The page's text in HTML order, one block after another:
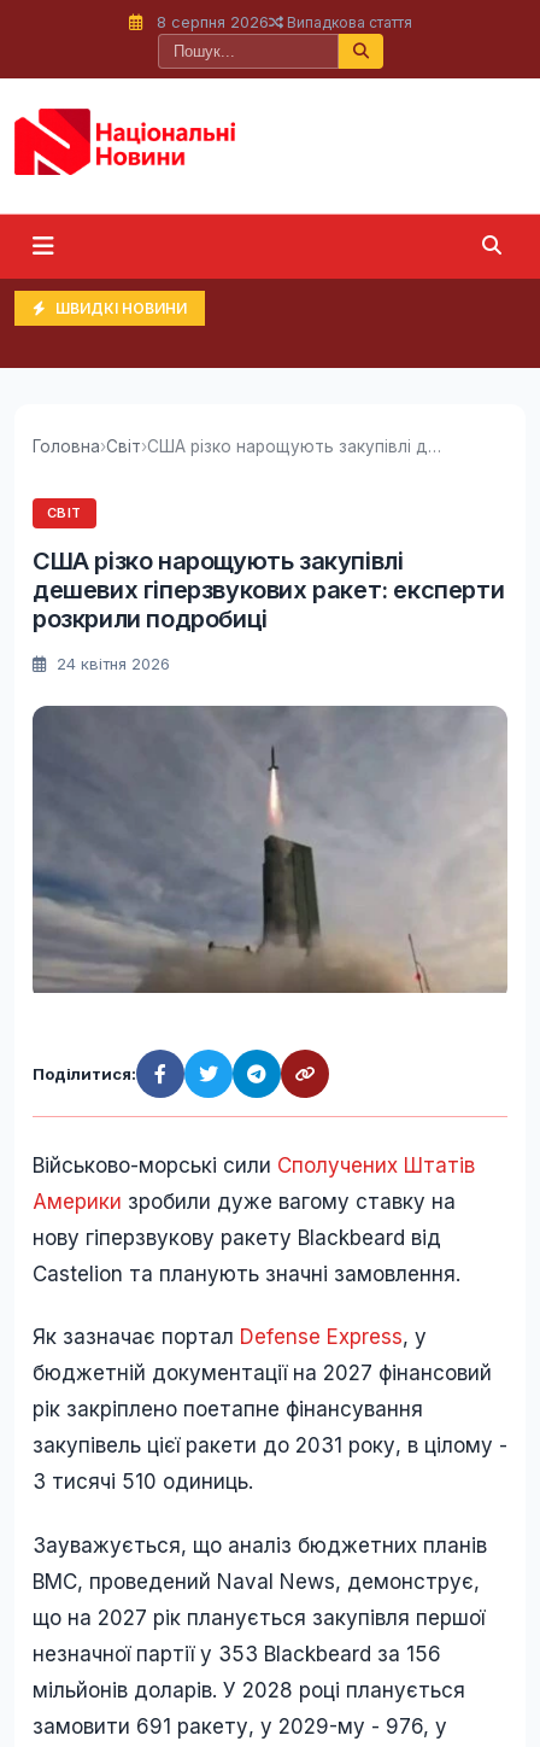
8 серпня 2026 Випадкова стаття
ШВИДКІ НОВИНИ
Головна›Світ› США різко нарощують закупівлі дешевих...
СВІТ
США різко нарощують закупівлі
дешевих гіперзвукових ракет: експерти
розкрили подробиці
24 квітня 2026
Поділитися:
Військово-морські сили Сполучених Штатів
Америки зробили дуже вагому ставку на
нову гіперзвукову ракету Blackbeard від
Castelion та планують значні замовлення.
Як зазначає портал Defense Express, у
бюджетній документації на 2027 фінансовий
рік закріплено поетапне фінансування
закупівель цієї ракети до 2031 року, в цілому -
3 тисячі 510 одиниць.
Зауважується, що аналіз бюджетних планів
ВМС, проведений Naval News, демонструє,
що на 2027 рік планується закупівля першої
незначної партії у 353 Blackbeard за 156
мільйонів доларів. У 2028 році планується
замовити 691 ракету, у 2029-му - 976, у